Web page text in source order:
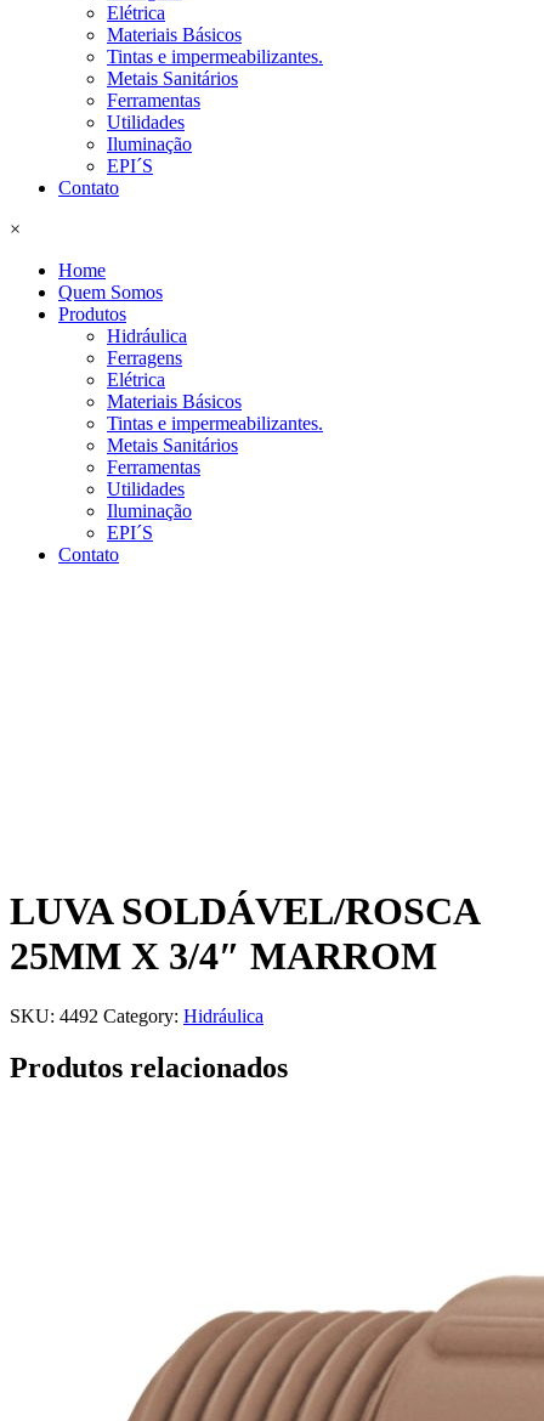
Elétrica
Materiais Básicos
Tintas e impermeabilizantes.
Metais Sanitários
Ferramentas
Utilidades
Iluminação
EPI´S
Contato
×
Home
Quem Somos
Produtos
Hidráulica
Ferragens
Elétrica
Materiais Básicos
Tintas e impermeabilizantes.
Metais Sanitários
Ferramentas
Utilidades
Iluminação
EPI´S
Contato
LUVA SOLDÁVEL/ROSCA
25MM X 3/4″ MARROM
SKU: 4492 Category: Hidráulica
Produtos relacionados